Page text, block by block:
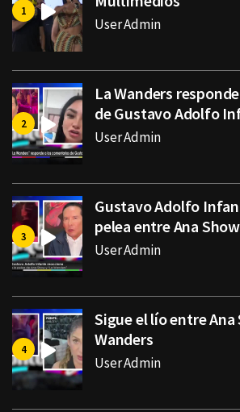
User Admin
La Wanders
de Gustavo Adolfo
User Admin
Gustavo Adolfo
pelea entre Ana
User Admin
Sigue el lío entre Ana
Wanders
User Admin